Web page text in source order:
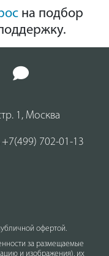
на подбор
1, Москва
702-01-13
офертой.
за размещаемые
и изображения), их